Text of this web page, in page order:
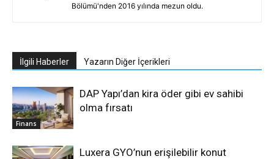
Bölümü'nden 2016 yılında mezun oldu.
İlgili Haberler Yazarın Diğer İçerikleri
Finans
DAP Yapı’dan kira öder gibi ev sahibi
olma fırsatı
Luxera GYO’nun erişilebilir konut